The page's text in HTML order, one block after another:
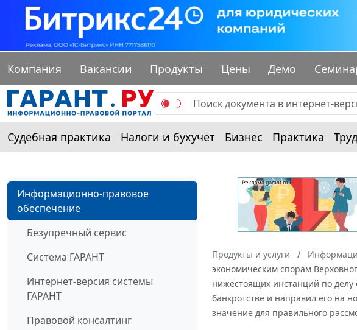
Компания Вакансии Продукты Цены Демо
Судебная практика Налоги и бухучет Бизнес Практика Труд
Информационно-правовое
обеспечение
Безупречный сервис
Система ГАРАНТ
Интернет-версия системы
ГАРАНТ
Правовой консалтинг
Продукты и услуги
экономическим спорам
нижестоящих инстанций по делу
банкротстве и направил его на
значение для правильного